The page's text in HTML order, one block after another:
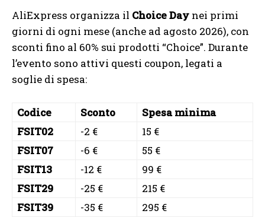
AliExpress organizza il Choice Day nei primi
giorni di ogni mese (anche ad agosto 2026), con
sconti fino al 60% sui prodotti “Choice”. Durante
l’evento sono attivi questi coupon, legati a
soglie di spesa:
Codice Sconto
Spesa minima
FSIT02
-2 €
15 €
FSIT07
-6 €
55 €
FSIT13
-12 €
99 €
FSIT29
-25 €
215 €
FSIT39
-35 € 295 €